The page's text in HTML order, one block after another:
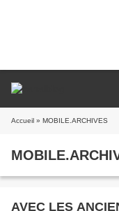
Accueil » MOBILE.ARCHIVES
AVEC LES